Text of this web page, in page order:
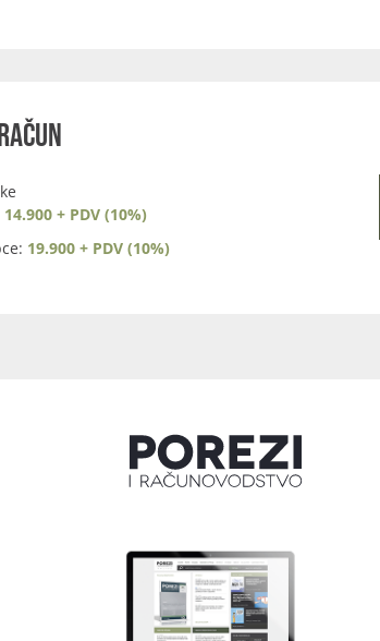
14.900 + PDV (10%)
19.900 + PDV (10%)